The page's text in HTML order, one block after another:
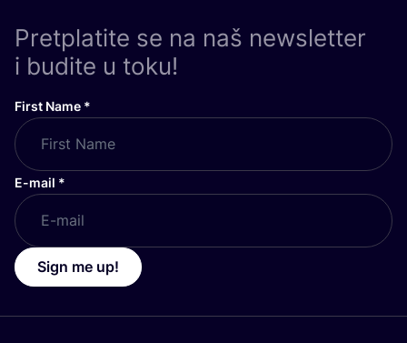
Pretplatite se na naš newsletter
i budite u toku!
First Name *
E-mail *
Sign me up!